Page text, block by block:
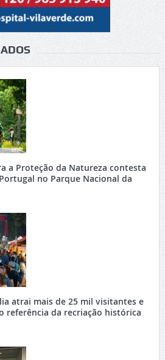
a Proteção da Natureza contesta
no Parque Nacional da
atrai mais de 25 mil visitantes e
referência da recriação histórica